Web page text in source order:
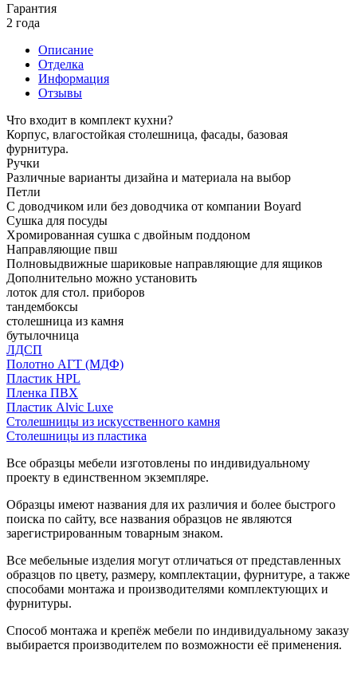
Гарантия
2 года
Описание
Отделка
Информация
Отзывы
Что входит в комплект кухни?
Корпус, влагостойкая столешница, фасады, базовая
фурнитура.
Ручки
Различные варианты дизайна и материала на выбор
Петли
С доводчиком или без доводчика от компании Boyard
Сушка для посуды
Хромированная сушка с двойным поддоном
Направляющие пвш
Полновыдвижные шариковые направляющие для ящиков
Дополнительно можно установить
лоток для стол. приборов
тандембоксы
столешница из камня
бутылочница
ЛДСП
Полотно АГТ (МДФ)
Пластик HPL
Пленка ПВХ
Пластик Alvic Luxe
Столешницы из искусственного камня
Столешницы из пластика
Все образцы мебели изготовлены по индивидуальному
проекту в единственном экземпляре.
Образцы имеют названия для их различия и более быстрого
поиска по сайту, все названия образцов не являются
зарегистрированным товарным знаком.
Все мебельные изделия могут отличаться от представленных
образцов по цвету, размеру, комплектации, фурнитуре, а также
способами монтажа и производителями комплектующих и
фурнитуры.
Способ монтажа и крепёж мебели по индивидуальному заказу
выбирается производителем по возможности её применения.